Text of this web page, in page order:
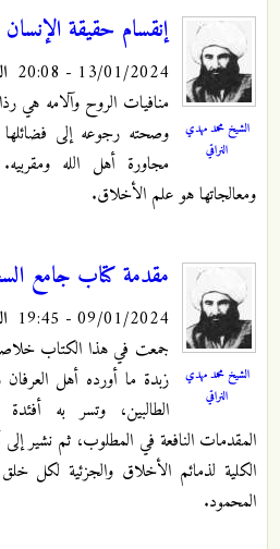
الشيخ محمد مهدي
النراقي
ﺇﻧﻘﺴﺎﻡ ﺣﻘﻴﻘﺔ
13/01/2024 - 20:08
ﻣﻨﺎﻓﻴﺎﺕ ﺍﻟﺮﻭﺡ ﻭﺁﻻﻣﻪ ﻫﻲ
ﻭﺻﺤﺘﻪ ﺭﺟﻮﻋﻪ ﺇﻟﻰ ﻓﻀﺎﺋﻠﻬﺎ
ﻣﺠﺎﻭﺭﺓ ﺃﻫﻞ ﺍﻟﻠﻪ
ﻭﻣﻌﺎﻟﺠﺎﺗﻬﺎ ﻫﻮ ﻋﻠﻢ ﺍﻷﺧﻼﻕ.
الشيخ محمد مهدي
النراقي
ﻣﻘﺪﻣﺔ كتاب جامع
09/01/2024 - 19:45
جمعت ﻓﻲ ﻫﺬﺍ ﺍﻟﻜﺘﺎﺏ
ﺯﺑﺪﺓ ﻣﺎ ﺃﻭﺭﺩﻩ ﺃﻫﻞ
ﺍﻟﻄﺎﻟﺒﻴﻦ، ﻭﺗﺴﺮ ﺑﻪ
ﺍﻟﻤﻘﺪﻣﺎﺕ ﺍﻟﻨﺎﻓﻌﺔ ﻓﻲ ﺍﻟﻤﻄﻠﻮﺏ، ﺛﻢ ﻧﺸﻴﺮ
ﺍﻟﻜﻠﻴﺔ ﻟﺬﻣﺎﺋﻢ ﺍﻷﺧﻼﻕ ﻭﺍﻟﺠﺰﺋﻴﺔ ﻟﻜﻞ
ﺍﻟﻤﺤﻤﻮﺩ.